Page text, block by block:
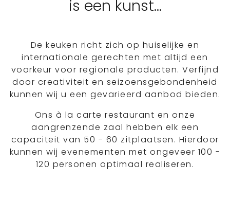
is een kunst...
De keuken richt zich op huiselijke en
internationale gerechten met altijd een
voorkeur voor regionale producten. Verfijnd
door creativiteit en seizoensgebondenheid
kunnen wij u een gevarieerd aanbod bieden.
Ons à la carte restaurant en onze
aangrenzende zaal hebben elk een
capaciteit van 50 - 60 zitplaatsen. Hierdoor
kunnen wij evenementen met ongeveer 100 -
120 personen optimaal realiseren.